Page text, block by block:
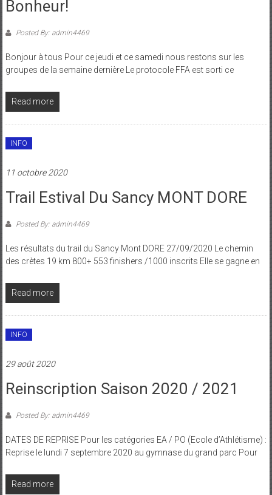
Bonheur!
Posted By: admin4469
Bonjour à tous Pour ce jeudi et ce samedi nous restons sur les
groupes de la semaine dernière Le protocole FFA est sorti ce
Read more
INFO
11 octobre 2020
Trail Estival Du Sancy MONT DORE
Posted By: admin4469
Les résultats du trail du Sancy Mont DORE 27/09/2020 Le chemin
des crètes 19 km 800+ 553 finishers /1000 inscrits Elle se gagne en
Read more
INFO
29 août 2020
Reinscription Saison 2020 / 2021
Posted By: admin4469
DATES DE REPRISE Pour les catégories EA / PO (Ecole d’Athlétisme) :
Reprise le lundi 7 septembre 2020 au gymnase du grand parc Pour
Read more